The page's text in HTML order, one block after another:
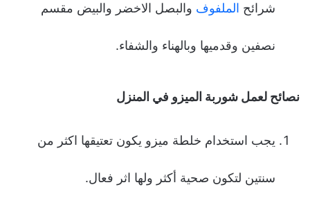
شرائح الملفوف والبصل الاخضر والبيض مقسم
نصفين وقدميها وبالهناء والشفاء.
نصائح لعمل شوربة الميزو في المنزل
يجب استخدام خلطة ميزو يكون تعتيقها اكثر من
سنتين لتكون صحية أكثر ولها اثر فعال.